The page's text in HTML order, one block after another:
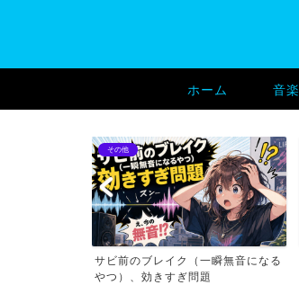
ホーム 音楽
邦楽
時代が追いつかなかったというより
は時代が後から走ってきた...